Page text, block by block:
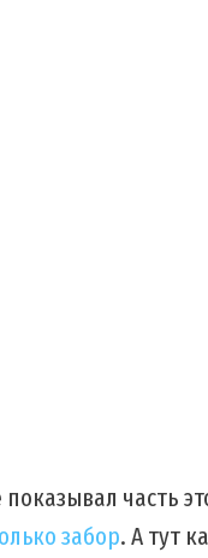
часть
забор. А тут